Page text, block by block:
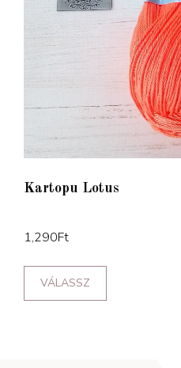
Kartopu Lotus
1,290Ft
VÁLASSZ